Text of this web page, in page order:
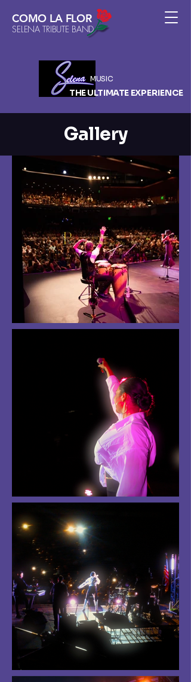
COMO LA FLOR
SELENA TRIBUTE BAND
THE ULTIMATE EXPERIENCE
MUSIC
Gallery